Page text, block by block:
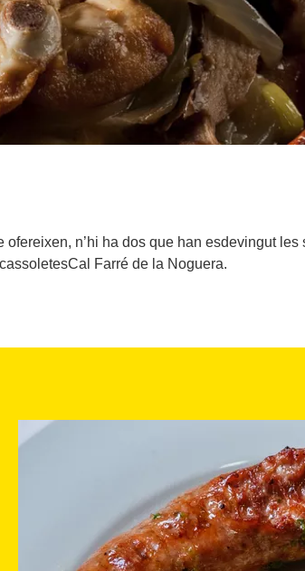
n’hi ha dos que han esdevingut
Farré de la Noguera.